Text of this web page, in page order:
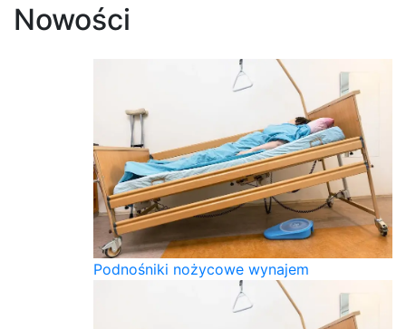
Nowości
Podnośniki nożycowe wynajem